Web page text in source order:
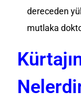
dereceden
mutlaka